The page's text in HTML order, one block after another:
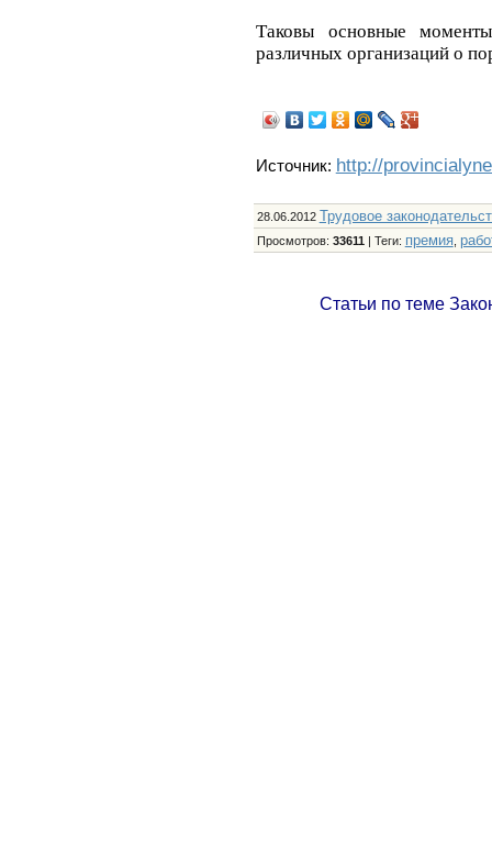
Таковы основные
различных организаций о
Источник: http://
28.06.2012 Трудовое
Просмотров: 33611| Теги: премия,
Статьи по теме